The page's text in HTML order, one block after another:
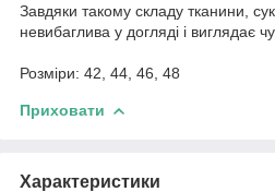
Завдяки такому складу тканини,
невибаглива у догляді і виглядає
Розміри: 42, 44, 46, 48
Приховати
Характеристики